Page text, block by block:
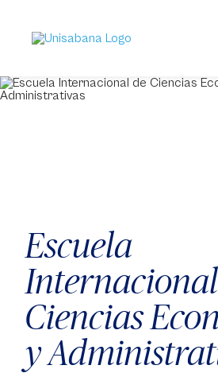
contenido
principal
Escuela
Ciencias
y